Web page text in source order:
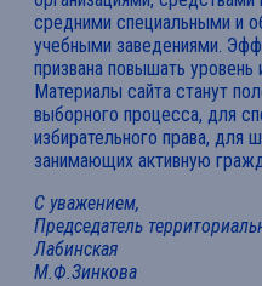
средними специальными и
учебными заведениями.
призвана повышать уровень
Материалы сайта станут
выборного процесса, для
избирательного права, для
занимающих активную
С уважением,
Председатель
Лабинская
М.Ф.Зинкова